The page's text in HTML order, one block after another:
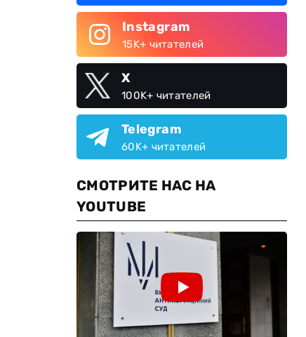
Instagram
15K+ читателей
X
100K+ читателей
Telegram
60K+ читателей
СМОТРИТЕ НАС НА
YOUTUBE